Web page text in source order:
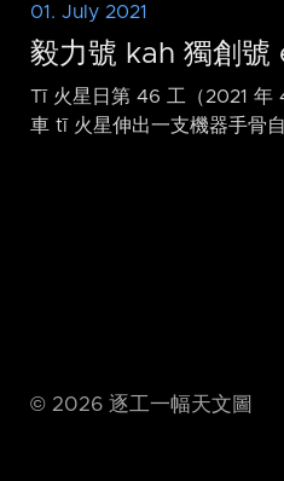
01. July 2021
毅力號 kah 獨創號
Tī 火星日第 46 工（2021 年
車 tī 火星伸出一支機器手骨自
© 2026 逐工一幅天文圖